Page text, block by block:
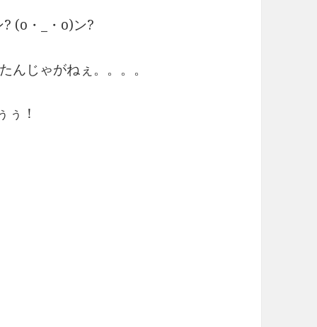
(o・_・o)ン?
んじゃがねぇ。。。。
ぅ！